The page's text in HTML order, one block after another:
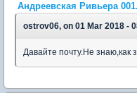
Андреевская Ривьера
ostrov06, on 01 Mar 2018 -
Давайте почту.Не знаю,как